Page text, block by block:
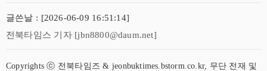
글쓴날 : [2026-06-09 16:51:14]
전북타임스 기자 [jbn8800@daum.net]
Copyrights ⓒ 전북타임즈 & jeonbuktimes.bstorm.co.kr, 무단 전재 및